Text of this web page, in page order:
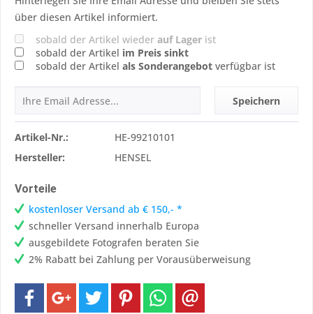
über diesen Artikel informiert.
sobald der Artikel wieder auf Lager ist
sobald der Artikel im Preis sinkt
sobald der Artikel als Sonderangebot verfügbar ist
Speichern
Artikel-Nr.:
HE-99210101
Hersteller:
HENSEL
Vorteile
kostenloser Versand ab € 150,- *
schneller Versand innerhalb Europa
ausgebildete Fotografen beraten Sie
2% Rabatt bei Zahlung per Vorausüberweisung